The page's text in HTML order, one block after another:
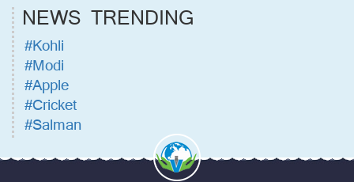
NEWS TRENDING
#Kohli
#Modi
#Apple
#Cricket
#Salman